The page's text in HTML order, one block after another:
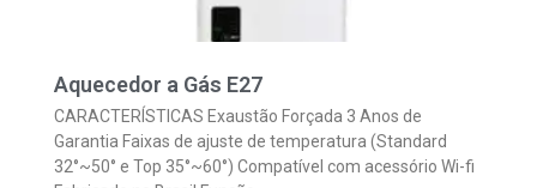
Aquecedor a Gás E27
CARACTERÍSTICAS Exaustão Forçada 3 Anos de
Garantia Faixas de ajuste de temperatura (Standard
32°~50° e Top 35°~60°) Compatível com acessório Wi-fi